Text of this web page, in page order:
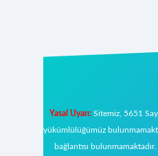
Yasal Uyarı:Sitemiz, 5651
yükümlülüğümüz
bağlantısı